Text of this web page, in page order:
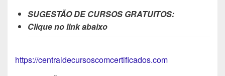
SUGESTÃO DE CURSOS GRATUITOS:
Clique no link abaixo
https://centraldecursoscomcertificados.com